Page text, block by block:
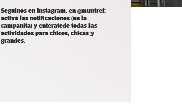
Seguinos en Instagram, en @muntref;
activá las notificaciones (en la
campanita) y enteratede todas las
actividades para chicos, chicas y
grandes.